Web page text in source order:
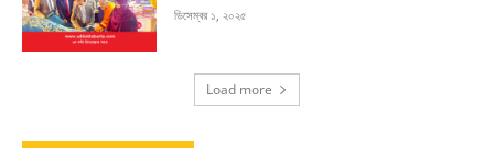
ডিসেম্বর ১, ২০২৫
Load more